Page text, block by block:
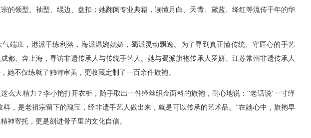
的领型、袖型、绲边、盘扣；她翻阅专业典籍，读懂月白、天青、黛蓝、绛红等流传千年的华
端庄，港派干练利落，海派温婉妩媚，蜀派灵动飘逸。为了寻到真正懂传统、守匠心的手艺
都、奔上海，寻访非遗传承人与传统手艺人。她与蜀派旗袍传承人罗妍、江苏常州非遗传承人
她不仅练就了独特审美，更收藏定制了一百余件旗袍。
么大精力？李小艳打开衣柜，随手取出一件缂丝织金面料的旗袍，耐心地说：“老话说‘一寸缂
样，是老祖宗留下的瑰宝，经非遗手艺人做出来，就是可以传承的艺术品。”在她心中，旗袍早
神寄托，更是刻进骨子里的文化自信。